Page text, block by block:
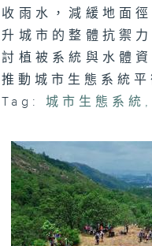
收雨水，減緩地面
升城市的整體抗禦
討植被系統與水體
推動城市生態系統平
Tag:
城市生態系統 ,